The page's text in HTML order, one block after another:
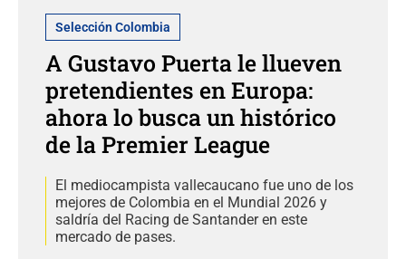
Selección Colombia
A Gustavo Puerta le llueven
pretendientes en Europa:
ahora lo busca un histórico
de la Premier League
El mediocampista vallecaucano fue uno de los
mejores de Colombia en el Mundial 2026 y
saldría del Racing de Santander en este
mercado de pases.